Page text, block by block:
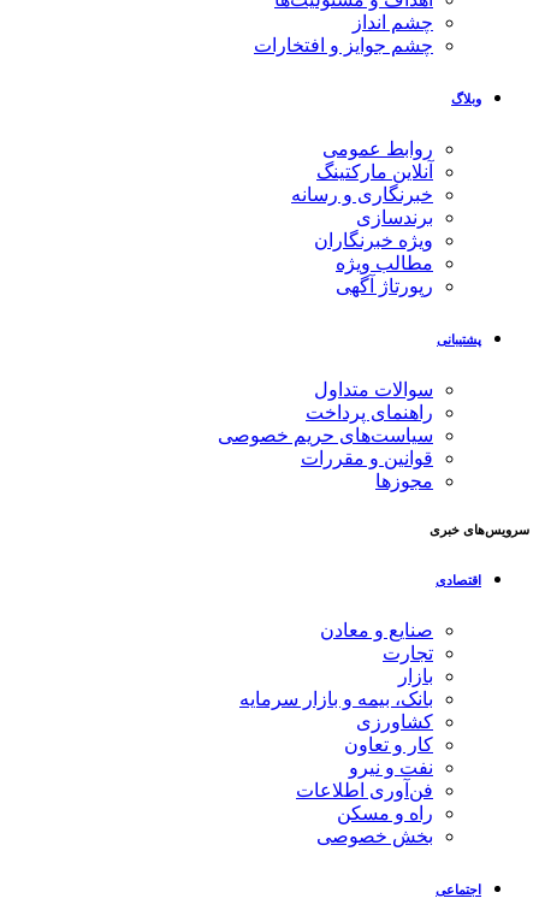
چشم انداز
چشم جوایز و افتخارات
وبلاگ
روابط عمومی
آنلاین مارکتینگ
خبرنگاری و رسانه
برندسازی
ویژه خبرنگاران
مطالب ویژه
رپورتاژ آگهی
پشتیبانی
سوالات متداول
راهنمای پرداخت
سیاست‌های حریم خصوصی
قوانین و مقررات
مجوزها
سرویس‌های خبری
اقتصادی
صنایع و معادن
تجارت
بازار
بانک، بیمه و بازار سرمایه
کشاورزی
کار و تعاون
نفت و نیرو
فن‌آوری اطلاعات
راه و مسکن
بخش خصوصی
اجتماعی